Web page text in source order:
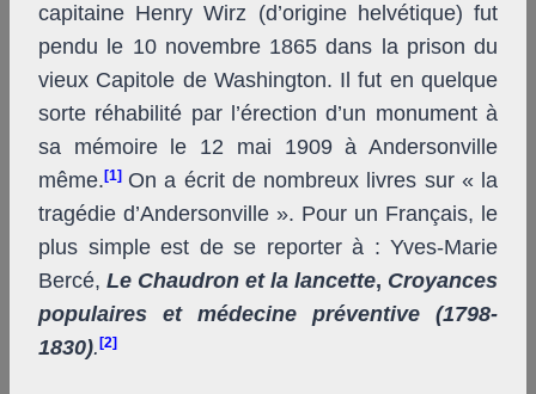
capitaine Henry Wirz (d’origine helvétique) fut
pendu le 10 novembre 1865 dans la prison du
vieux Capitole de Washington. Il fut en quelque
sorte réhabilité par l’érection d’un monument à
sa mémoire le 12 mai 1909 à Andersonville
même. [1] On a écrit de nombreux livres sur « la
tragédie d’Andersonville ». Pour un Français, le
plus simple est de se reporter à : Yves-Marie
Bercé, Le Chaudron et la lancette, Croyances
populaires et médecine préventive (1798-
1830). [2]